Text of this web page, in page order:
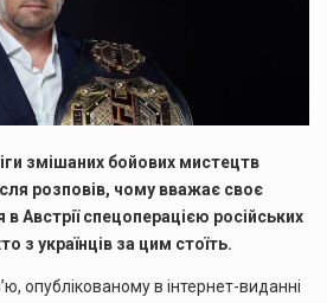
змішаних бойових мистецтв
розповів, чому вважає своє
Австрії спецоперацією російських
з українців за цим стоїть.
опублікованому в інтернет-виданні